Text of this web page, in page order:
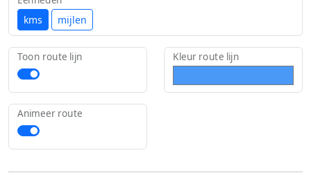
kms mijlen
Toon route lijn Kleur route lijn
Animeer route